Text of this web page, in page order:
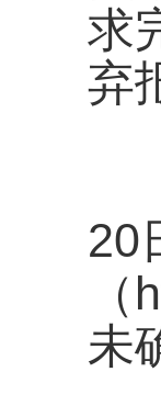
求
弃
20
未